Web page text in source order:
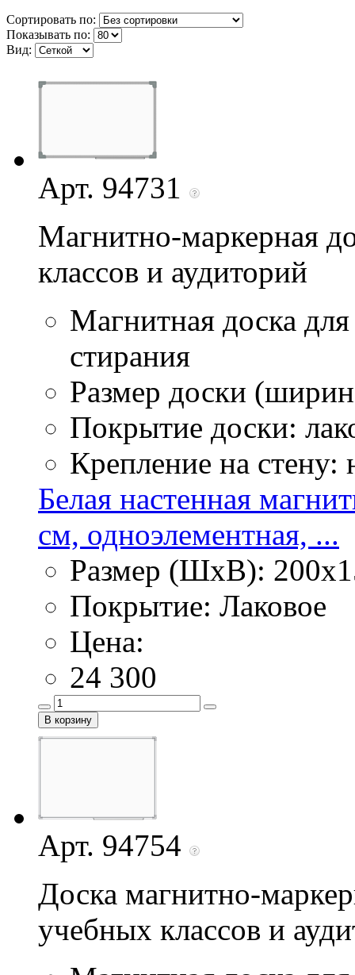
Сортировать по:
Показывать по:
Вид:
Арт. 94731
Магнитно-маркерная
классов и аудиторий
Магнитная доска
стирания
Размер доски
Покрытие доски:
Крепление на стену:
Белая настенная
см, одноэлементная, ...
Размер (ШхВ):
Покрытие: Лаковое
Цена:
24 300
Арт. 94754
Доска магнитно-
учебных классов и